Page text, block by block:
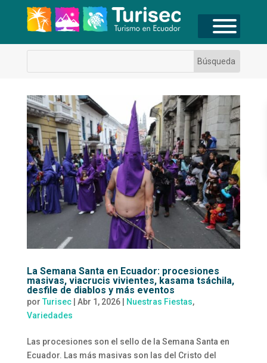
La Semana Santa en Ecuador: procesiones
masivas, viacrucis vivientes, kasama tsáchila,
desfile de diablos y más eventos
por Turisec| Abr 1, 2026| Nuestras Fiestas,
Variedades
Las procesiones son el sello de la Semana Santa en
Ecuador. Las más masivas son las del Cristo del